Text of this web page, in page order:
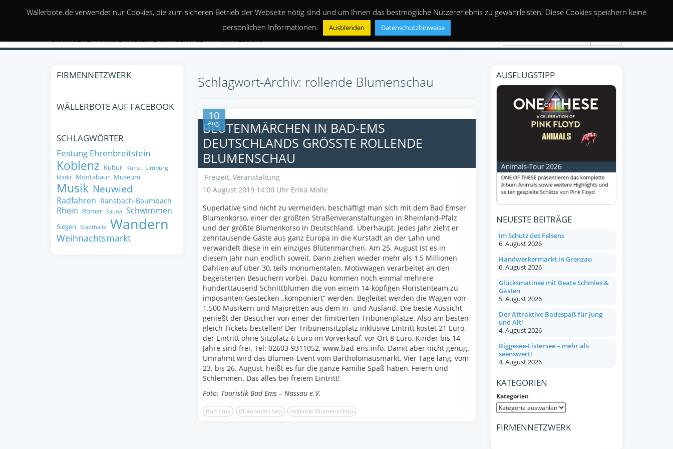
STARTSEITE FIRMENNETZWERK SERVICE IMPRESSUM
Schlagwort-Archiv: rollende Blumenschau
10
Aug.
BLÜTENMÄRCHEN IN BAD-EMS
DEUTSCHLANDS GRÖSSTE ROLLENDE B
LUMENSCHAU
Freizeit, Veranstaltung
10 August 2019 14:00 Uhr Erika Molle
Superlative sind nicht zu vermeiden, beschäftigt man sich mit dem Bad Emser
Blumenkorso, einer der größten Straßenveranstaltungen in Rheinland-Pfalz
und der größte Blumenkorso in Deutschland. Überhaupt. Jedes Jahr zieht er
zehntausende Gäste aus ganz Europa in die Kurstadt an der Lahn und
verwandelt diese in ein einziges Blütenmärchen. Am 25. August ist es in
diesem Jahr nun endlich soweit. Dann ziehen wieder mehr als 1,5 Millionen
Dahlien auf über 30, teils monumentalen, Motivwagen verarbeitet an den
begeisterten Besuchern vorbei. Dazu kommen noch einmal mehrere
hunderttausend Schnittblumen die von einem 14-köpfigen Floristenteam zu
imposanten Gestecken „komponiert“ werden. Begleitet werden die Wagen von
1.500 Musikern und Majoretten aus dem In- und Ausland. Die beste Aussicht
genießt der Besucher von einer der limitierten Tribünenplätze. Also am besten
gleich Tickets bestellen! Der Tribünensitzplatz inklusive Eintritt kostet 21 Euro,
der Eintritt ohne Sitzplatz 6 Euro im Vorverkauf, vor Ort 8 Euro. Kinder bis 14
Jahre sind frei. Tel: 02603-9311052, www.bad-ens.info. Damit aber nicht genug.
Umrahmt wird das Blumen-Event vom Bartholomäusmarkt. Vier Tage lang, vom
23. bis 26. August, heißt es für die ganze Familie Spaß haben, Feiern und
Schlemmen. Das alles bei freiem Eintritt!
Foto: Touristik Bad Ems – Nassau e.V.
Bad Ems Blütenmärchen rollende Blumenschau
FIRMENNETZWERK
WÄLLERBOTE AUF FACEBOOK
SCHLAGWÖRTER
Festung Ehrenbreitstein
Koblenz Kultur Kunst Limburg
Markt Montabaur Museum
Musik Neuwied
Radfahren Ransbach-Baumbach
Rhein Römer Sauna Schwimmen
Siegen Stadthalle Wandern
Weihnachtsmarkt
AUSFLUGSTIPP
NEUESTE BEITRÄGE
Im Schutz des Felsens
6. August 2026
Handwerkermarkt in Grenzau
6. August 2026
Glücksmatinee mit Beate Schmies &
Gästen
5. August 2026
Der Attraktive Badespaß für Jung
und Alt!
4. August 2026
Biggesee-Listersee – mehr als
seenswert!
4. August 2026
KATEGORIEN
Kategorien
FIRMENNETZWERK
Wällerbote.de verwendet nur Cookies, die zum sicheren Betrieb der Webseite nötig sind und um Ihnen das bestmögliche Nutzererlebnis zu gewährleisten. Diese Cookies speichern keine
persönlichen Informationen.
Ausblenden Datenschutzhinweise